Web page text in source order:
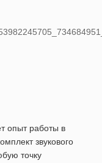
опыт работы в
звукового
точку